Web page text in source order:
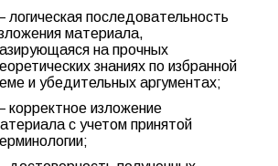
логическая последовательность
материала,
на прочных
знаниях по избранной
и убедительных аргументах;
корректное изложение
с учетом принятой